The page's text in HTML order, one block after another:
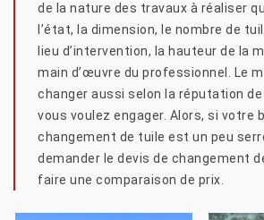
de la nature des travaux à réaliser
l’état, la dimension, le nombre de
lieu d’intervention, la hauteur de la
main d’œuvre du professionnel. Le
changer aussi selon la réputation
vous voulez engager. Alors, si votre
changement de tuile est un peu
demander le devis de changement
faire une comparaison de prix.